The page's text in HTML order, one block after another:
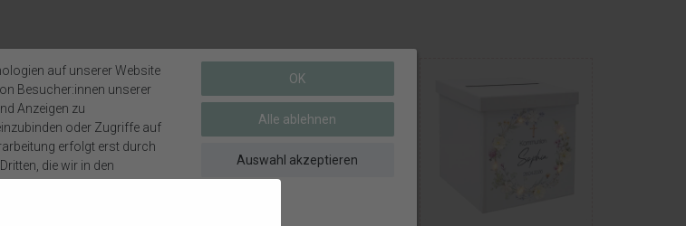
auf unserer Website
Besucher:innen unserer
Anzeigen zu
oder Zugriffe auf
erfolgt erst durch
die wir in den
aufgrund eines
kann erteilt oder
OK
Alle ablehnen
Auswahl akzeptieren